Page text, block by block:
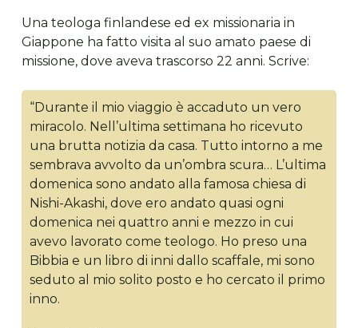
Una teologa finlandese ed ex missionaria in
Giappone ha fatto visita al suo amato paese di
missione, dove aveva trascorso 22 anni. Scrive:
“Durante il mio viaggio è accaduto un vero
miracolo. Nell’ultima settimana ho ricevuto
una brutta notizia da casa. Tutto intorno a me
sembrava avvolto da un’ombra scura… L’ultima
domenica sono andato alla famosa chiesa di
Nishi-Akashi, dove ero andato quasi ogni
domenica nei quattro anni e mezzo in cui
avevo lavorato come teologo. Ho preso una
Bibbia e un libro di inni dallo scaffale, mi sono
seduto al mio solito posto e ho cercato il primo
inno.